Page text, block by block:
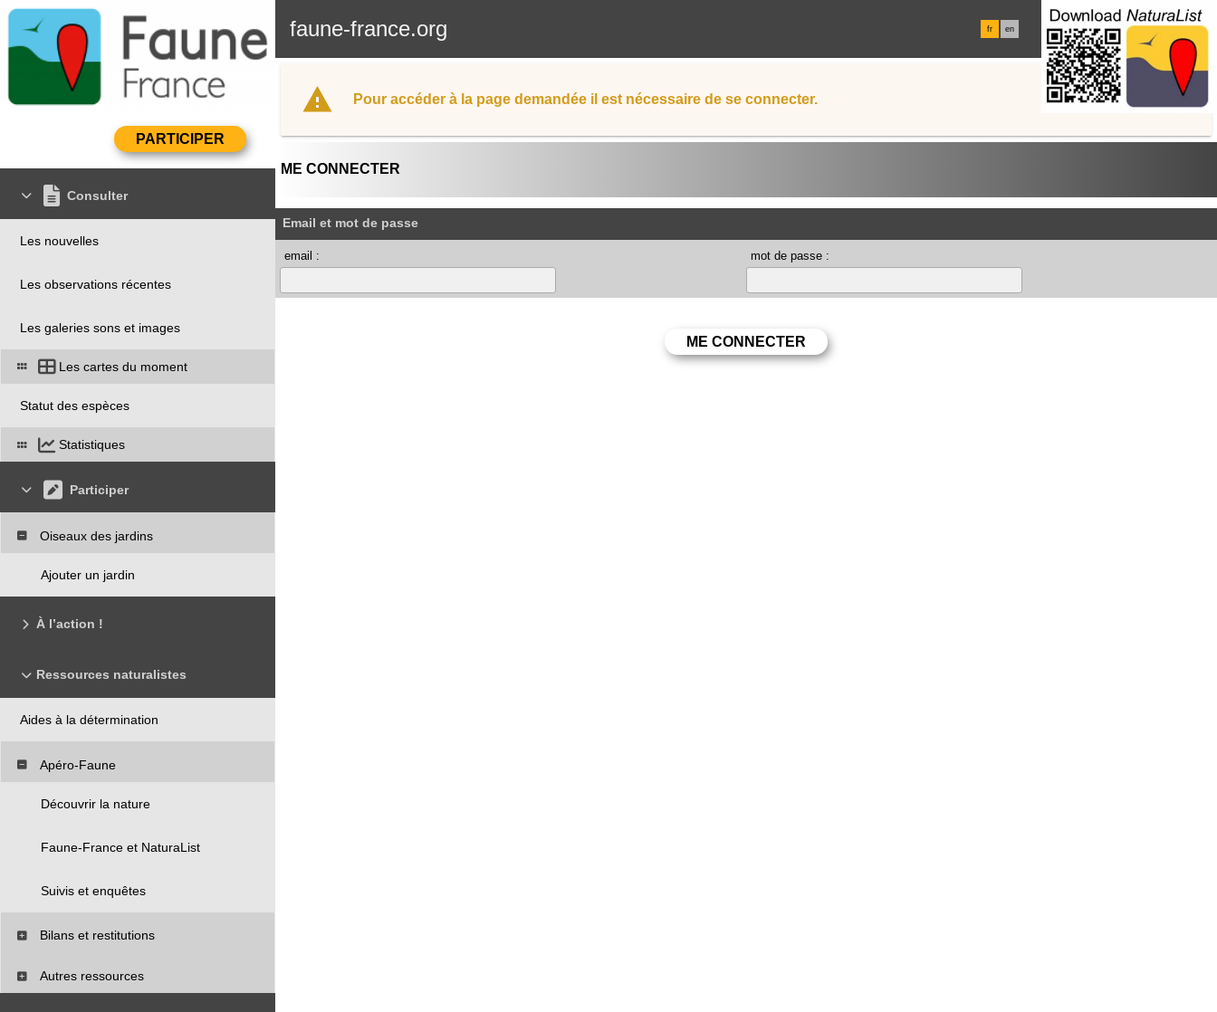
faune-france.org fr en
Consulter
Les nouvelles
Les observations récentes
Les galeries sons et images
Les cartes du moment
Statut des espèces
Statistiques
Participer
Oiseaux des jardins
Ajouter un jardin
À l’action !
Ressources naturalistes
Aides à la détermination
Apéro-Faune
Découvrir la nature
Faune-France et NaturaList
Suivis et enquêtes
Bilans et restitutions
Autres ressources
Pour accéder à la page demandée il est nécessaire de se connecter.
ME CONNECTER
Email et mot de passe
email : mot de passe :